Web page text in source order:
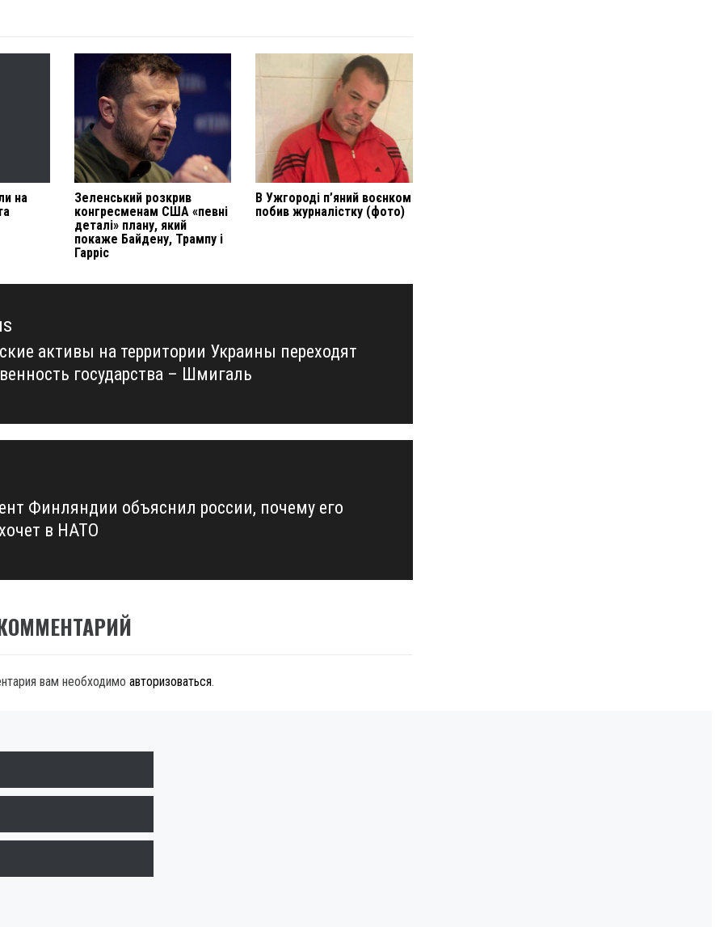
на
Зеленський розкрив
конгресменам США «певні
деталі» плану, який
покаже Байдену, Трампу і
Гарріс
В Ужгороді п’яний воєнком
побив журналістку (фото)
активы на территории Украины переходят
государства – Шмигаль
Финляндии объяснил россии, почему его
в НАТО
вам необходимо авторизоваться.